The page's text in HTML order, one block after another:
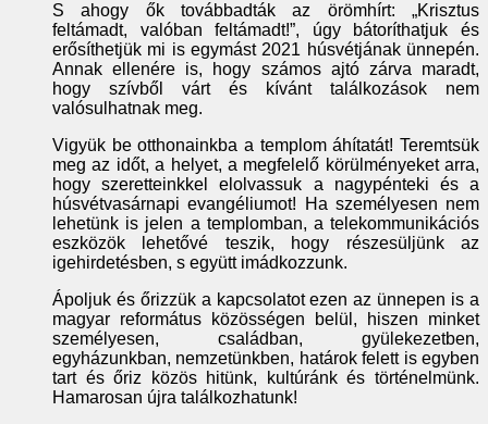
S ahogy ők továbbadták az örömhírt: „Krisztus
feltámadt, valóban feltámadt!”, úgy bátoríthatjuk és
erősíthetjük mi is egymást 2021 húsvétjának ünnepén.
Annak ellenére is, hogy számos ajtó zárva maradt,
hogy szívből várt és kívánt találkozások nem
valósulhatnak meg.
Vigyük be otthonainkba a templom áhítatát! Teremtsük
meg az időt, a helyet, a megfelelő körülményeket arra,
hogy szeretteinkkel elolvassuk a nagypénteki és a
húsvétvasárnapi evangéliumot! Ha személyesen nem
lehetünk is jelen a templomban, a telekommunikációs
eszközök lehetővé teszik, hogy részesüljünk az
igehirdetésben, s együtt imádkozzunk.
Ápoljuk és őrizzük a kapcsolatot ezen az ünnepen is a
magyar református közösségen belül, hiszen minket
személyesen, családban, gyülekezetben,
egyházunkban, nemzetünkben, határok felett is egyben
tart és őriz közös hitünk, kultúránk és történelmünk.
Hamarosan újra találkozhatunk!